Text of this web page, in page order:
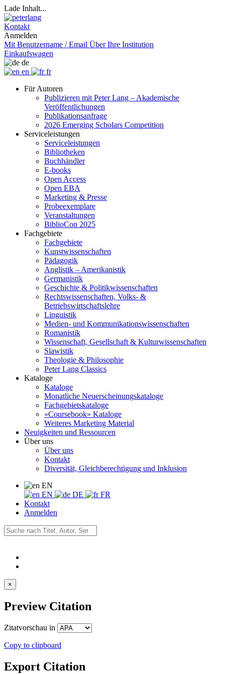
Lade Inhalt...
Kontakt
Anmelden
Mit Benutzername / Email Über Ihre Institution
Einkaufswagen
de
en
fr
Für Autoren
Publizieren mit Peter Lang – Akademische
Veröffentlichungen
Publikationsanfrage
2026 Emerging Scholars Competition
Serviceleistungen
Serviceleistungen
Bibliotheken
Buchhändler
E-books
Open Access
Open EBA
Marketing & Presse
Probeexemplare
Veranstaltungen
BiblioCon 2025
Fachgebiete
Fachgebiete
Kunstwissenschaften
Pädagogik
Anglistik – Amerikanistik
Germanistik
Geschichte & Politikwissenschaften
Rechtswissenschaften, Volks- &
Betriebswirtschaftslehre
Linguistik
Medien- und Kommunikationswissenschaften
Romanistik
Wissenschaft, Gesellschaft & Kulturwissenschaften
Slawistik
Theologie & Philosophie
Peter Lang Classics
Kataloge
Kataloge
Monatliche Neuerscheinungskataloge
Fachgebietskataloge
«Coursebook» Kataloge
Weiteres Marketing Material
Neuigkeiten und Ressourcen
Über uns
Über uns
Kontakt
Diversität, Gleichberechtigung und Inklusion
EN
EN
DE
FR
Kontakt
Anmelden
×
Preview Citation
Zitatvorschau in
Copy to clipboard
Export Citation